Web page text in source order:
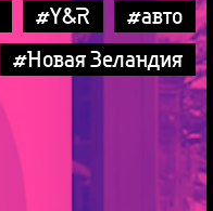
#Y&R
#авто
#Новая Зеландия